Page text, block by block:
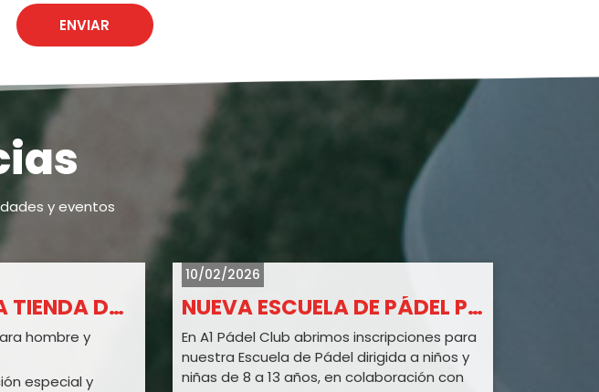
y eventos
¡2X1 EN NUESTRA TIENDA DROP SHOT!
hombre y
especial y
10/02/2026
NUEVA ESCUELA DE PÁDEL PARA MENORES – INSCRIPCIONES ABIERTAS
En A1 Pádel Club abrimos inscripciones para
nuestra Escuela de Pádel dirigida a niños y
niñas de 8 a 13 años, en colaboración con